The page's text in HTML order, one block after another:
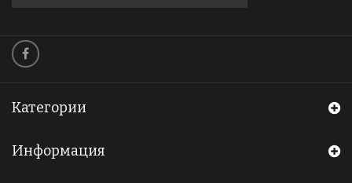
Категории
Информация